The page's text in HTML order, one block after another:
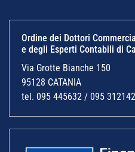
Ordine dei Dottori
e degli Esperti Contabili di
Via Grotte Bianche 150
95128 CATANIA
tel. 095 445632 / 095 312142